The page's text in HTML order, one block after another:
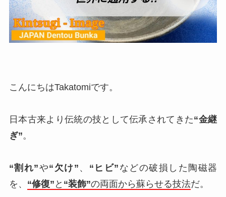
こんにちはTakatomiです。
日本古来より伝統の技として伝承されてきた“金継
ぎ”。
“割れ”や“欠け” 、 “ヒビ” などの破損した陶磁器
を、 “修復” と “装飾”の両面から蘇らせる技法だ。